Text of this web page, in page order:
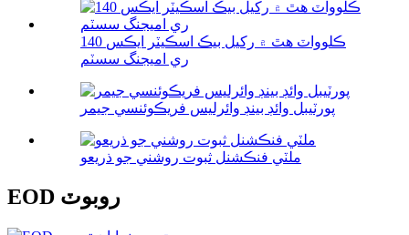
140 ڪلوواٽ هٿ ۾ رکيل بيڪ اسڪيٽر ايڪس
ري اميجنگ سسٽم
پورٽيبل وائڊ بينڊ وائرليس فريڪوئنسي جيمر
ملٽي فنڪشنل ثبوت روشني جو ذريعو
EOD روبوٽ